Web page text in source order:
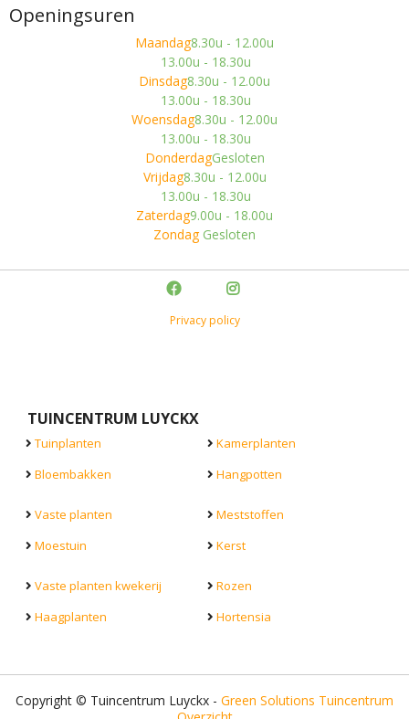
Openingsuren
Maandag8.30u - 12.00u
13.00u - 18.30u
Dinsdag8.30u - 12.00u
13.00u - 18.30u
Woensdag8.30u - 12.00u
13.00u - 18.30u
DonderdagGesloten
Vrijdag8.30u - 12.00u
13.00u - 18.30u
Zaterdag9.00u - 18.00u
Zondag Gesloten
Privacy policy
TUINCENTRUM LUYCKX
Tuinplanten
Kamerplanten
Bloembakken
Hangpotten
Vaste planten
Meststoffen
Moestuin
Kerst
Vaste planten kwekerij
Rozen
Haagplanten
Hortensia
Copyright © Tuincentrum Luyckx - Green Solutions Tuincentrum